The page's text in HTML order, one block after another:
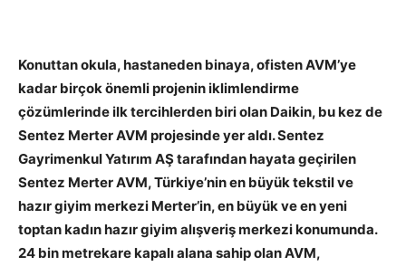
Konuttan okula, hastaneden binaya, ofisten AVM’ye
kadar birçok önemli projenin iklimlendirme
çözümlerinde ilk tercihlerden biri olan Daikin, bu kez de
Sentez Merter AVM projesinde yer aldı.Sentez
Gayrimenkul Yatırım AŞ tarafından hayata geçirilen
Sentez Merter AVM, Türkiye’nin en büyük tekstil ve
hazır giyim merkezi Merter’in, en büyük ve en yeni
toptan kadın hazır giyim alışveriş merkezi konumunda.
24 bin metrekare kapalı alana sahip olan AVM,